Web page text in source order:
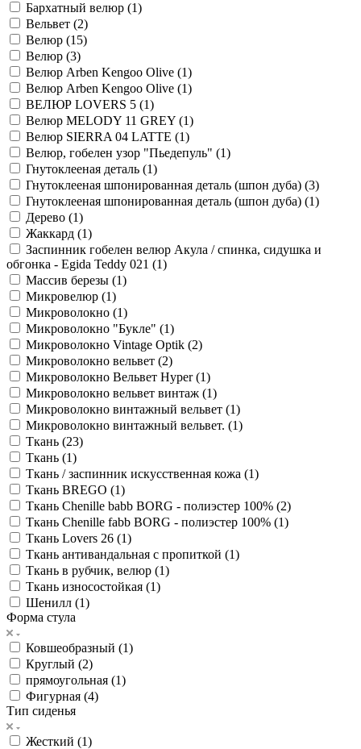
Бархатный велюр (1)
Вельвет (2)
Велюр (15)
Велюр (3)
Велюр Arben Kengoo Olive (1)
Велюр Arben Kengoo Olive (1)
ВЕЛЮР LOVERS 5 (1)
Велюр MELODY 11 GREY (1)
Велюр SIERRA 04 LATTE (1)
Велюр, гобелен узор "Пьедепуль" (1)
Гнутоклееная деталь (1)
Гнутоклееная шпонированная деталь (шпон дуба) (3)
Гнутоклееная шпонированная деталь (шпон дуба) (1)
Дерево (1)
Жаккард (1)
Заспинник гобелен велюр Акула / спинка, сидушка и
обгонка - Egida Teddy 021 (1)
Массив березы (1)
Микровелюр (1)
Микроволокно (1)
Микроволокно "Букле" (1)
Микроволокно Vintage Optik (2)
Микроволокно вельвет (2)
Микроволокно Вельвет Hyper (1)
Микроволокно вельвет винтаж (1)
Микроволокно винтажный вельвет (1)
Микроволокно винтажный вельвет. (1)
Ткань (23)
Ткань (1)
Ткань / заспинник искусственная кожа (1)
Ткань BREGO (1)
Ткань Chenille babb BORG - полиэстер 100% (2)
Ткань Chenille fabb BORG - полиэстер 100% (1)
Ткань Lovers 26 (1)
Ткань антивандальная с пропиткой (1)
Ткань в рубчик, велюр (1)
Ткань износостойкая (1)
Шенилл (1)
Форма стула
Ковшеобразный (1)
Круглый (2)
прямоугольная (1)
Фигурная (4)
Тип сиденья
Жесткий (1)